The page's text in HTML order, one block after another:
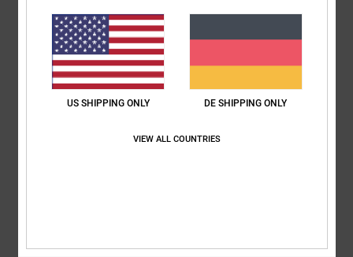
: 5/5 Preis-Leistungs-Verhältnis
: 5/5 Farbe: 5/5
Ich empfehle dieses Produkt
5
Ich empfehle dieses Produkt
US SHIPPING ONLY DE SHIPPING ONLY
VIEW ALL COUNTRIES